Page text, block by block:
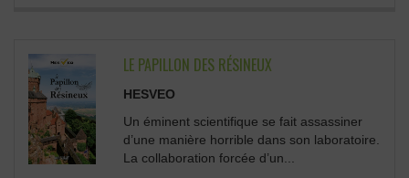
LE PAPILLON DES RÉSINEUX
HESVEO
Un éminent scientifique se fait assassiner
d’une manière horrible dans son laboratoire.
La collaboration forcée d’un...